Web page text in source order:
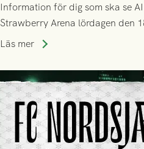
Information för dig som ska se
Strawberry Arena lördagen den
Läs mer